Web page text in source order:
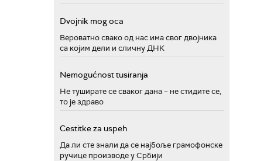
Dvojnik mog oca
Вероватно свако од нас има свог двојника
са којим дели и сличну ДНК
Nemogućnost tusiranja
Не туширате се сваког дана – не стидите се,
то је здраво
Cestitke za uspeh
Да ли сте знали да се најбоље грамофонске
ручице производе у Србији